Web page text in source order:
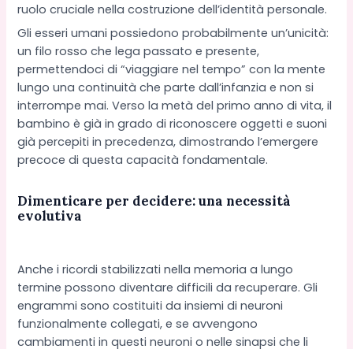
ruolo cruciale nella costruzione dell’identità personale.
Gli esseri umani possiedono probabilmente un’unicità:
un filo rosso che lega passato e presente,
permettendoci di “viaggiare nel tempo” con la mente
lungo una continuità che parte dall’infanzia e non si
interrompe mai. Verso la metà del primo anno di vita, il
bambino è già in grado di riconoscere oggetti e suoni
già percepiti in precedenza, dimostrando l’emergere
precoce di questa capacità fondamentale.
Dimenticare per decidere: una necessità
evolutiva
Anche i ricordi stabilizzati nella memoria a lungo
termine possono diventare difficili da recuperare. Gli
engrammi sono costituiti da insiemi di neuroni
funzionalmente collegati, e se avvengono
cambiamenti in questi neuroni o nelle sinapsi che li